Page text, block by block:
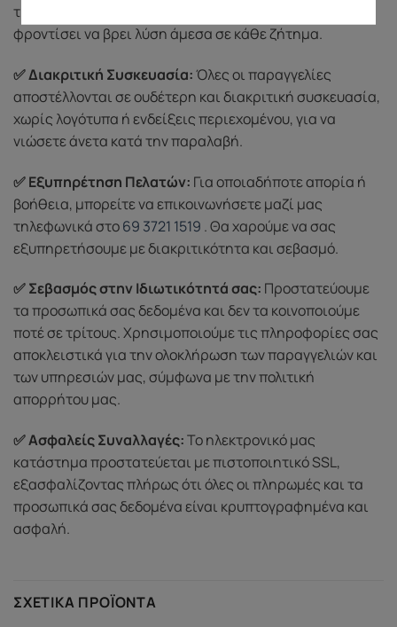
τη μεταφορά), είμαστε εδώ για εσάς. Η ομάδα μας θα
φροντίσει να βρει λύση άμεσα σε κάθε ζήτημα.
✅ Διακριτική Συσκευασία:Όλες οι παραγγελίες
αποστέλλονται σε ουδέτερη και διακριτική συσκευασία,
χωρίς λογότυπα ή ενδείξεις περιεχομένου, για να
νιώσετε άνετα κατά την παραλαβή.
✅ Εξυπηρέτηση Πελατών: Για οποιαδήποτε απορία ή
βοήθεια, μπορείτε να επικοινωνήσετε μαζί μας
τηλεφωνικά στο69 3721 1519 . Θα χαρούμε να σας
εξυπηρετήσουμε με διακριτικότητα και σεβασμό.
✅ Σεβασμός στην Ιδιωτικότητά σας: Προστατεύουμε
τα προσωπικά σας δεδομένα και δεν τα κοινοποιούμε
ποτέ σε τρίτους. Χρησιμοποιούμε τις πληροφορίες σας
αποκλειστικά για την ολοκλήρωση των παραγγελιών και
των υπηρεσιών μας, σύμφωνα με την πολιτική
απορρήτου μας.
✅ Ασφαλείς Συναλλαγές:Το ηλεκτρονικό μας
κατάστημα προστατεύεται με πιστοποιητικό SSL,
εξασφαλίζοντας πλήρως ότι όλες οι πληρωμές και τα
προσωπικά σας δεδομένα είναι κρυπτογραφημένα και
ασφαλή.
ΣΧΕΤΙΚΆ ΠΡΟΪΌΝΤΑ